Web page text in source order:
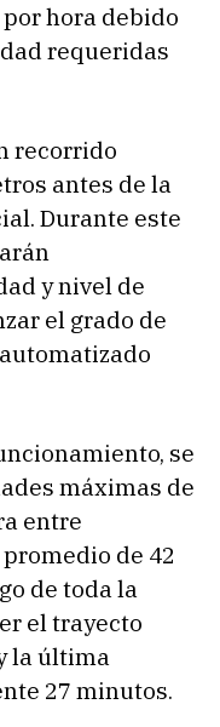
hora debido
requeridas
recorrido
antes de la
Durante este
y nivel de
el grado de
se
máximas de
entre
de 42
de toda la
el trayecto
la última
27 minutos.